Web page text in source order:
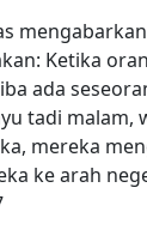
Ketika
ada
tadi
mereka
ke arah